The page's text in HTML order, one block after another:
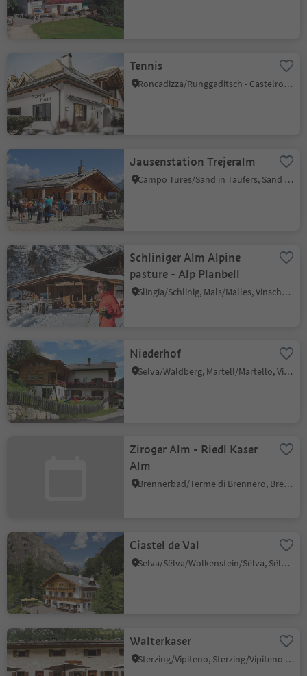
Tennis
Roncadizza/Runggaditsch - Castelrotto/Kastelruth, Urtijëi/Ortisei, Dolomites Region Val Gardena
Jausenstation Trejeralm
Campo Tures/Sand in Taufers, Sand in Taufers/Campo Tures, Ahrntal/Valle Aurina
Schliniger Alm Alpine
pasture - Alp Planbell
Slingia/Schlinig, Mals/Malles, Vinschgau/Val Venosta
Niederhof
Selva/Waldberg, Martell/Martello, Vinschgau/Val Venosta
Ziroger Alm - Riedl Kaser
Alm
Brennerbad/Terme di Brennero, Brenner/Brennero, Sterzing/Vipiteno and environs
Ciastel de Val
Selva/Sëlva/Wolkenstein/Sëlva, Sëlva/Selva di Val Gardena, Dolomites Region Val Gardena
Walterkaser
Sterzing/Vipiteno, Sterzing/Vipiteno and environs